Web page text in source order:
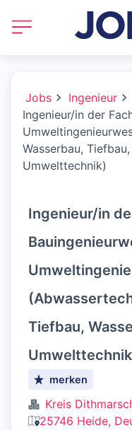
Jobs
Ingenieur
Ingenieur/in der
Wasserbau,
Umwelttechnik)
Ingenieur/in
Tiefbau,
merken
Kreis
25746 Heide,